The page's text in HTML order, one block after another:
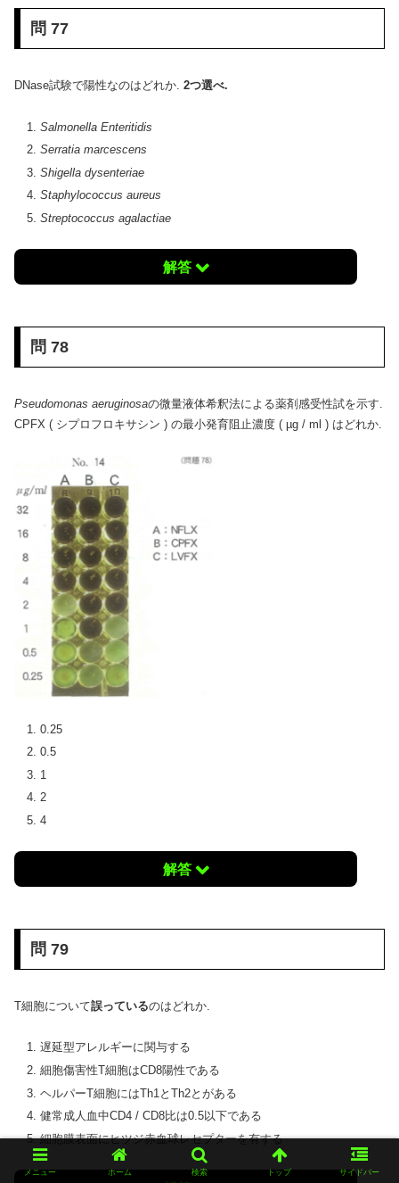
問 77
DNase試験で陽性なのはどれか. 2つ選べ.
Salmonella Enteritidis
Serratia marcescens
Shigella dysenteriae
Staphylococcus aureus
Streptococcus agalactiae
解答
問 78
Pseudomonas aeruginosaの微量液体希釈法による薬剤感受性試を示す.
CPFX ( シプロフロキサシン ) の最小発育阻止濃度 ( µg / ml ) はどれか.
0.25
0.5
1
2
4
解答
問 79
T細胞について誤っているのはどれか.
遅延型アレルギーに関与する
細胞傷害性T細胞はCD8陽性である
ヘルパーT細胞にはTh1とTh2とがある
健常成人血中CD4 / CD8比は0.5以下である
細胞膜表面にヒツジ赤血球レセプターを有する
メニュー ホーム 検索 トップ サイドバー